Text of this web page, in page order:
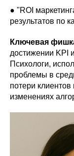
● "ROI
результатов по
Ключевая
достижении KPI
Психологи,
проблемы в
потери клиентов
изменениях